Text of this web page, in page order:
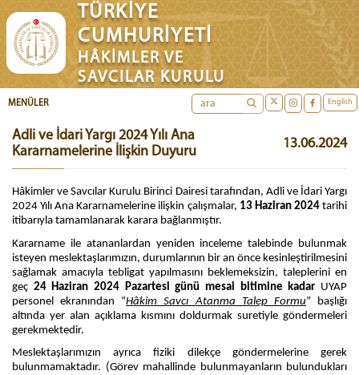
TÜRKİYE
CUMHURİYETİ
HÂKİMLER VE
SAVCILAR KURULU
English
MENÜLER
Adli ve İdari Yargı 2024 Yılı Ana
Kararnamelerine İlişkin Duyuru
13.06.2024
Hâkimler ve Savcılar Kurulu Birinci Dairesi tarafından, Adli ve İdari Yargı
2024 Yılı Ana Kararnamelerine ilişkin çalışmalar, 13 Haziran 2024tarihi
itibarıyla tamamlanarak karara bağlanmıştır.
Kararname ile atananlardan yeniden inceleme talebinde bulunmak
isteyen meslektaşlarımızın, durumlarının bir an önce kesinleştirilmesini
sağlamak amacıyla tebligat yapılmasını beklemeksizin, taleplerini en
geç 24 Haziran 2024 Pazartesi günü mesai bitimine kadar UYAP
personel ekranından “Hâkim Savcı Atanma Talep Formu” başlığı
altında yer alan açıklama kısmını doldurmak suretiyle göndermeleri
gerekmektedir.
Meslektaşlarımızın ayrıca fiziki dilekçe göndermelerine gerek
bulunmamaktadır. (Görev mahallinde bulunmayanların bulundukları